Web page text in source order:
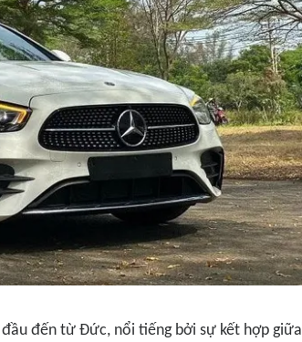
đến từ Đức, nổi tiếng bởi sự kết hợp giữa